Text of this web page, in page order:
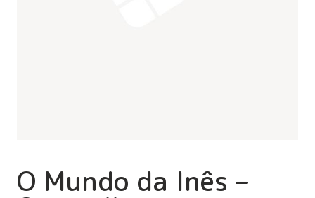
O Mundo da Inês –